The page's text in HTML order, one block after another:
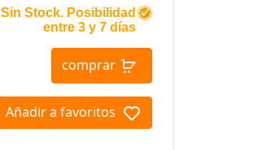
Sin Stock. Posibilidad
entre 3 y 7 días
comprar
Añadir a favoritos